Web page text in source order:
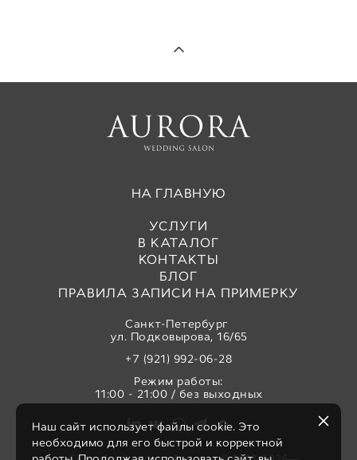
НА ГЛАВНУЮ
УСЛУГИ
В КАТАЛОГ
КОНТАКТЫ
БЛОГ
ПРАВИЛА ЗАПИСИ НА ПРИМЕРКУ
Санкт-Петербург
ул. Подковырова, 16/65
+7 (921) 992-06-28
Режим работы:
11:00 - 21:00 / без выходных
Наш сайт использует файлы cookie. Это
необходимо для его быстрой и корректной